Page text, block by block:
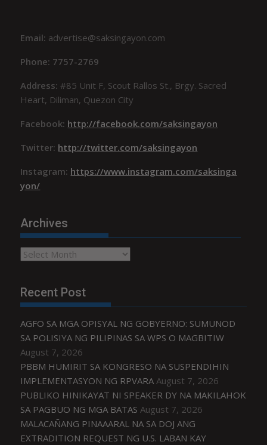
Email: advertise@saksingayon.com
Phone: 7757-2769
Address:#85 Unit F, Scout Rallos St., Brgy. Sacred
Heart, Diliman, Quezon City
Facebook: http://facebook.com/saksingayon
Twitter: http://twitter.com/saksingayon
Instagram: https://www.instagram.com/saksinga
yon/
Archives
Archives
Recent Post
AGFO SA MGA OPISYAL NG GOBYERNO: SUMUNOD
SA POLISIYA NG PILIPINAS SA WPS O MAGBITIW
August 7, 2026
PBBM HUMIRIT SA KONGRESO NA SUSPENDIHIN
IMPLEMENTASYON NG RPVARA August 7, 2026
PUBLIKO HINIKAYAT NI SPEAKER DY NA MAKILAHOK
SA PAGBUO NG MGA BATAS August 7, 2026
MALACAÑANG PINAAARAL NA SA DOJ ANG
EXTRADITION REQUEST NG U.S. LABAN KAY